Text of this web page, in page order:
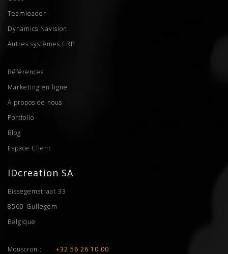
Teamleader
Dynamics Navision
Autres systèmes ERP
Références
Marketing en ligne
A propos de nous
Portfolio
Blog
Espace Client
IDcreation SA
Bissegemstraat 33
8560 Gullegem
Belgique
Mouscron :
+32 56 26 10 00